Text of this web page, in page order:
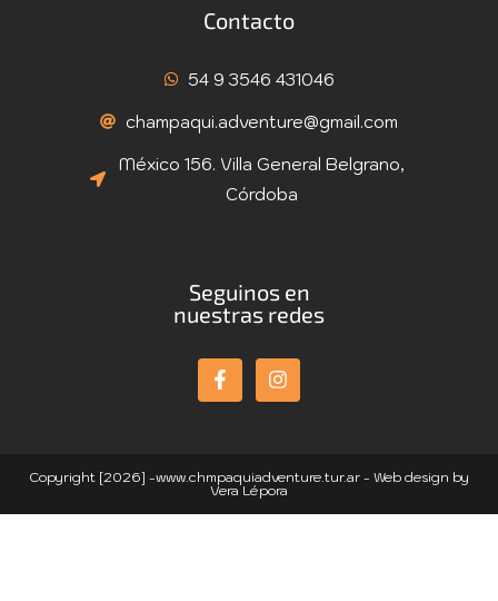
Contacto
54 9 3546 431046
champaqui.adventure@gmail.com
México 156. Villa General Belgrano,
Córdoba
Seguinos en
nuestras redes
Copyright [2026] -www.chmpaquiadventure.tur.ar - Web design by
Vera Lépora